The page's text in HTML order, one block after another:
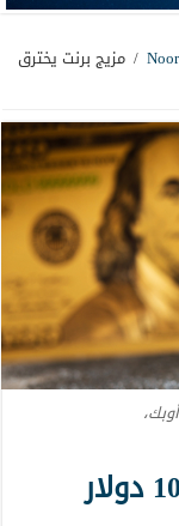
/ مزيج برنت يخترق